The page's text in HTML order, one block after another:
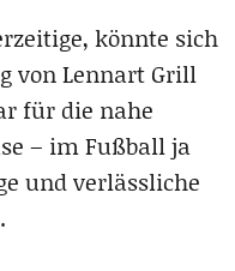
könnte sich
von Lennart Grill
für die nahe
– im Fußball ja
und verlässliche